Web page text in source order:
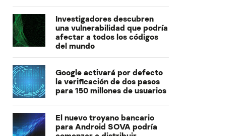
Investigadores descubren
una vulnerabilidad que podría
afectar a todos los códigos
del mundo
Google activará por defecto
la verificación de dos pasos
para 150 millones de usuarios
El nuevo troyano bancario
para Android SOVA podría